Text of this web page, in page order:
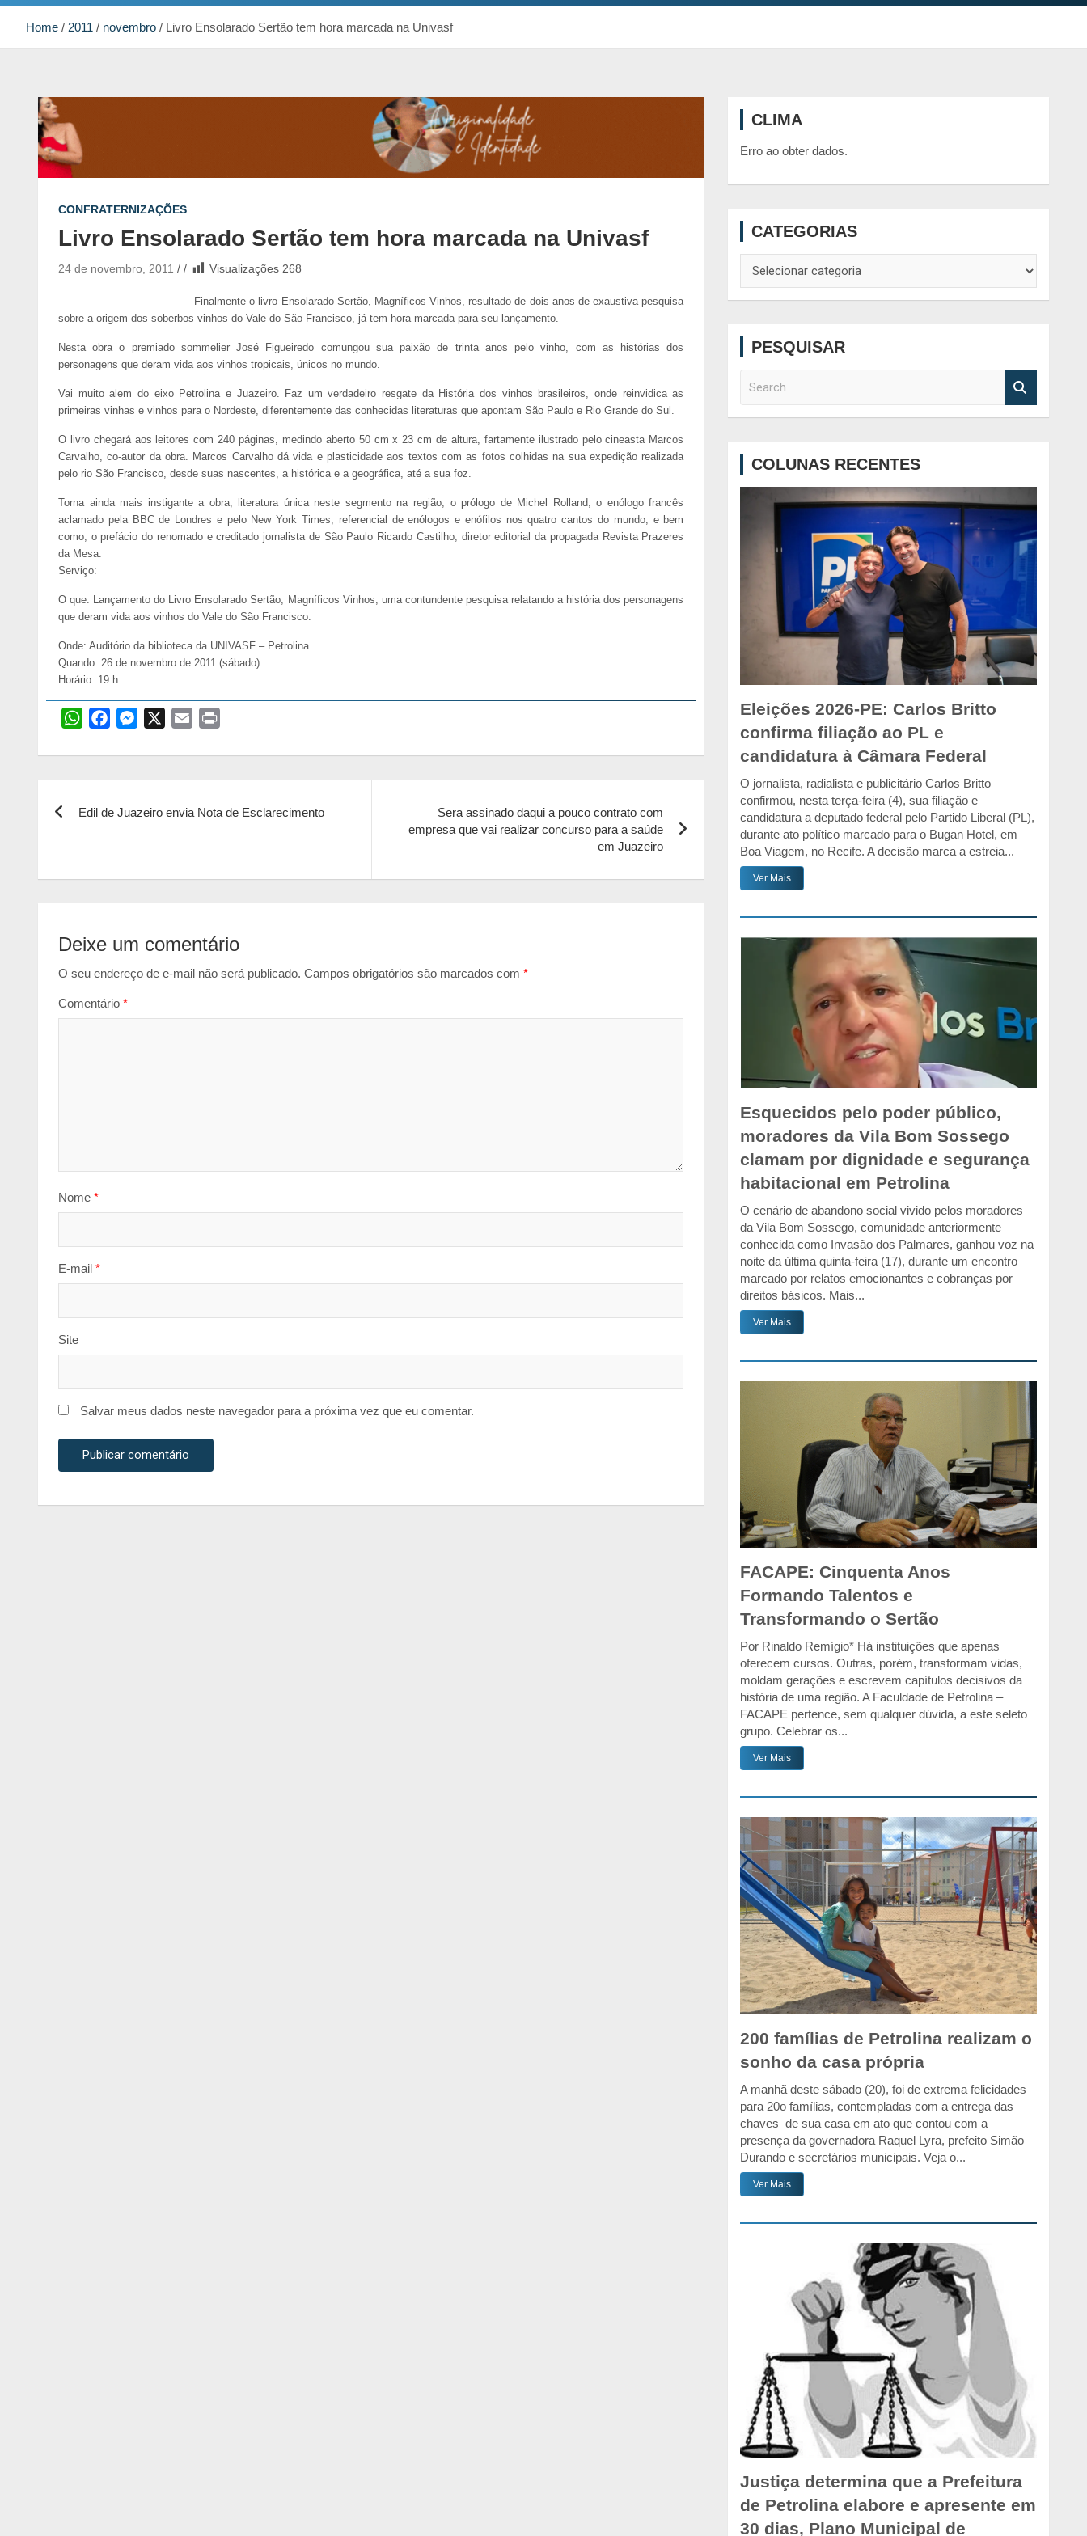
Home 2011 novembro Livro Ensolarado Sertão tem hora marcada na Univasf
CONFRATERNIZAÇÕES
Livro Ensolarado Sertão tem hora marcada na Univasf
24 de novembro, 2011 Visualizações 268
Finalmente o livro Ensolarado Sertão, Magníficos Vinhos, resultado de dois anos de exaustiva pesquisa
sobre a origem dos soberbos vinhos do Vale do São Francisco, já tem hora marcada para seu lançamento.
Nesta obra o premiado sommelier José Figueiredo comungou sua paixão de trinta anos pelo vinho, com as histórias dos
personagens que deram vida aos vinhos tropicais, únicos no mundo.
Vai muito alem do eixo Petrolina e Juazeiro. Faz um verdadeiro resgate da História dos vinhos brasileiros, onde reinvidica as
primeiras vinhas e vinhos para o Nordeste, diferentemente das conhecidas literaturas que apontam São Paulo e Rio Grande do Sul.
O livro chegará aos leitores com 240 páginas, medindo aberto 50 cm x 23 cm de altura, fartamente ilustrado pelo cineasta Marcos
Carvalho, co-autor da obra. Marcos Carvalho dá vida e plasticidade aos textos com as fotos colhidas na sua expedição realizada
pelo rio São Francisco, desde suas nascentes, a histórica e a geográfica, até a sua foz.
Torna ainda mais instigante a obra, literatura única neste segmento na região, o prólogo de Michel Rolland, o enólogo francês
aclamado pela BBC de Londres e pelo New York Times, referencial de enólogos e enófilos nos quatro cantos do mundo; e bem
como, o prefácio do renomado e creditado jornalista de São Paulo Ricardo Castilho, diretor editorial da propagada Revista Prazeres
da Mesa.
Serviço:
O que: Lançamento do Livro Ensolarado Sertão, Magníficos Vinhos, uma contundente pesquisa relatando a história dos personagens
que deram vida aos vinhos do Vale do São Francisco.
Onde: Auditório da biblioteca da UNIVASF – Petrolina.
Quando: 26 de novembro de 2011 (sábado).
Horário: 19 h.
W
a
c
s
a
i
Edil de Juazeiro envia Nota de Esclarecimento
Sera assinado daqui a pouco contrato com
empresa que vai realizar concurso para a saúde
em Juazeiro
Deixe um comentário
O seu endereço de e-mail não será publicado. Campos obrigatórios são marcados com *
Comentário *
Nome *
E-mail *
Site
Salvar meus dados neste navegador para a próxima vez que eu comentar.
CLIMA
Erro ao obter dados.
CATEGORIAS
PESQUISAR
COLUNAS RECENTES
Eleições 2026-PE: Carlos Britto
confirma filiação ao PL e
candidatura à Câmara Federal
O jornalista, radialista e publicitário Carlos Britto
confirmou, nesta terça-feira (4), sua filiação e
candidatura a deputado federal pelo Partido Liberal (PL),
durante ato político marcado para o Bugan Hotel, em
Boa Viagem, no Recife. A decisão marca a estreia...
Ver Mais
Esquecidos pelo poder público,
moradores da Vila Bom Sossego
clamam por dignidade e segurança
habitacional em Petrolina
O cenário de abandono social vivido pelos moradores
da Vila Bom Sossego, comunidade anteriormente
conhecida como Invasão dos Palmares, ganhou voz na
noite da última quinta-feira (17), durante um encontro
marcado por relatos emocionantes e cobranças por
direitos básicos. Mais...
Ver Mais
FACAPE: Cinquenta Anos
Formando Talentos e
Transformando o Sertão
Por Rinaldo Remígio* Há instituições que apenas
oferecem cursos. Outras, porém, transformam vidas,
moldam gerações e escrevem capítulos decisivos da
história de uma região. A Faculdade de Petrolina –
FACAPE pertence, sem qualquer dúvida, a este seleto
grupo. Celebrar os...
Ver Mais
200 famílias de Petrolina realizam o
sonho da casa própria
A manhã deste sábado (20), foi de extrema felicidades
para 20o famílias, contempladas com a entrega das
chaves de sua casa em ato que contou com a
presença da governadora Raquel Lyra, prefeito Simão
Durando e secretários municipais. Veja o...
Ver Mais
Justiça determina que a Prefeitura
de Petrolina elabore e apresente em
30 dias, Plano Municipal de